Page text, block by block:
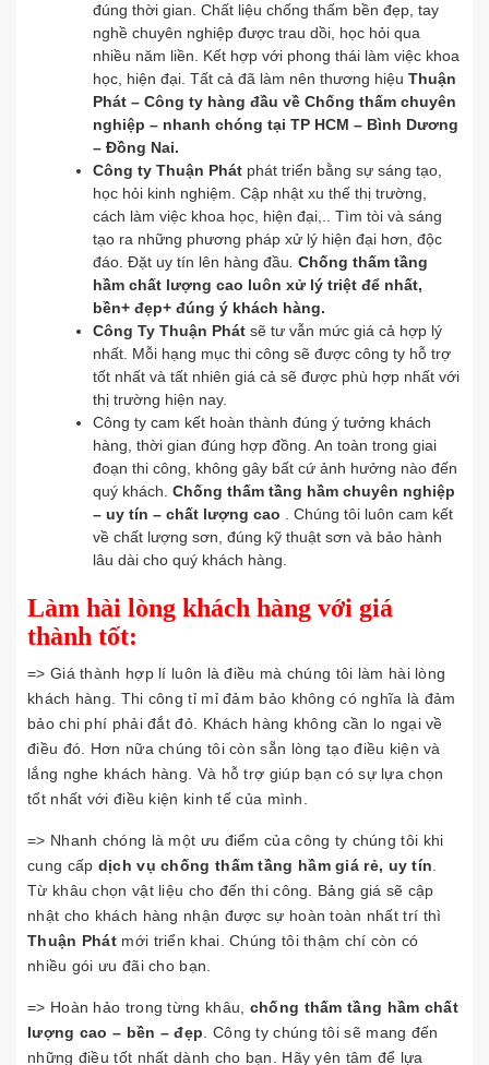
đúng thời gian. Chất liệu chống thấm bền đẹp, tay
nghề chuyên nghiệp được trau dồi, học hỏi qua
nhiều năm liền. Kết hợp với phong thái làm việc khoa
học, hiện đại. Tất cả đã làm nên thương hiệu Thuận
Phát – Công ty hàng đầu về Chống thấm chuyên
nghiệp – nhanh chóng tại TP HCM – Bình Dương
– Đồng Nai.
Công ty Thuận Phát phát triển bằng sự sáng tạo,
học hỏi kinh nghiệm. Cập nhật xu thế thị trường,
cách làm việc khoa học, hiện đại,.. Tìm tòi và sáng
tạo ra những phương pháp xử lý hiện đại hơn, độc
đáo. Đặt uy tín lên hàng đầu Chống thấm tầng
hầm chất lượng cao luôn xử lý triệt để nhất,
bền+ đẹp+ đúng ý khách hàng.
Công Ty Thuận Phát sẽ tư vẫn mức giá cả hợp lý
nhất. Mỗi hạng mục thi công sẽ được công ty hỗ trợ
tốt nhất và tất nhiên giá cả sẽ được phù hợp nhất với
thị trường hiện nay.
Công ty cam kết hoàn thành đúng ý tưởng khách
hàng, thời gian đúng hợp đồng. An toàn trong giai
đoạn thi công, không gây bất cứ ảnh hưởng nào đến
quý khách. Chống thấm tầng hầm chuyên nghiệp
– uy tín – chất lượng cao . Chúng tôi luôn cam kết
về chất lượng sơn, đúng kỹ thuật sơn và bảo hành
lâu dài cho quý khách hàng.
Làm hài lòng khách hàng với giá
thành tốt:
=> Giá thành hợp lí luôn là điều mà chúng tôi làm hài lòng
khách hàng. Thi công tỉ mỉ đảm bảo không có nghĩa là đảm
bảo chi phí phải đắt đỏ. Khách hàng không cần lo ngại về
điều đó. Hơn nữa chúng tôi còn sẵn lòng tạo điều kiện và
lắng nghe khách hàng. Và hỗ trợ giúp bạn có sự lựa chọn
tốt nhất với điều kiện kinh tế của mình.
=> Nhanh chóng là một ưu điểm của công ty chúng tôi khi
cung cấp dịch vụ chống thấm tầng hầm giá rẻ, uy tín
Từ khâu chọn vật liệu cho đến thi công. Bảng giá sẽ cập
nhật cho khách hàng nhận được sự hoàn toàn nhất trí thì
Thuận Phát mới triển khai. Chúng tôi thậm chí còn có
nhiều gói ưu đãi cho bạn.
=> Hoàn hảo trong từng khâu, chống thấm tầng hầm chất
lượng cao – bền – đẹp . Công ty chúng tôi sẽ mang đến
những điều tốt nhất dành cho bạn. Hãy yên tâm để lựa